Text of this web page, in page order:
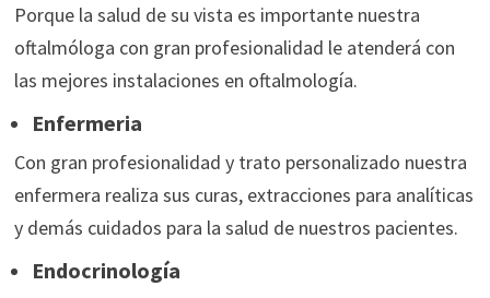
Porque la salud de su vista es importante nuestra
oftalmóloga con gran profesionalidad le atenderá con
las mejores instalaciones en oftalmología.
Enfermeria
Con gran profesionalidad y trato personalizado nuestra
enfermera realiza sus curas, extracciones para analíticas
y demás cuidados para la salud de nuestros pacientes.
Endocrinología